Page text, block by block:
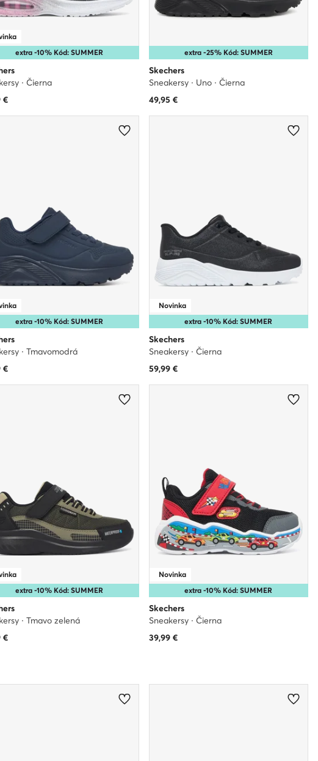
extra -10% Kód: SUMMER
· Čierna
€
extra -25% Kód: SUMMER
Skechers
Sneakersy · Uno · Čierna
49,95 €
extra -10% Kód: SUMMER
· Tmavomodrá
€
extra -10% Kód: SUMMER
Novinka
Skechers
Sneakersy · Čierna
59,99€
extra -10% Kód: SUMMER
· Tmavo zelená
€
extra -10% Kód: SUMMER
Novinka
Skechers
Sneakersy · Čierna
39,99€